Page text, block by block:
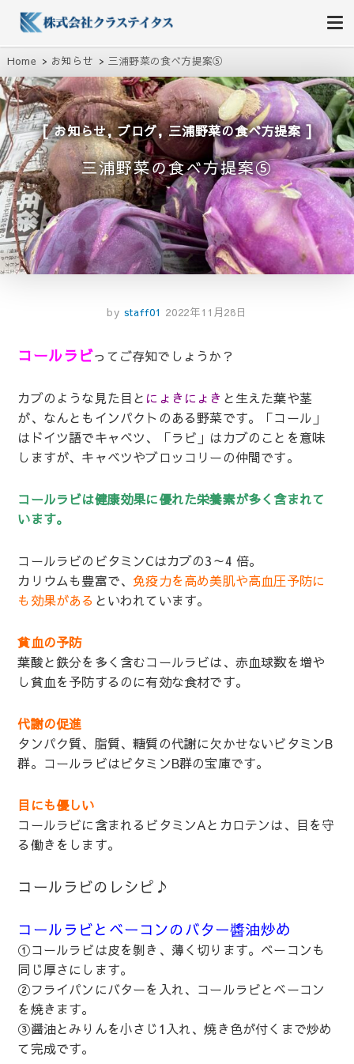
株式会社クラステイタス
地域のコミュニティーを大切にする企業
Home お知らせ 三浦野菜の食べ方提案⑤
お知らせ,ブログ,三浦野菜の食べ方提案
三浦野菜の食べ方提案⑤
by staff01 2022年11月28日
コールラビってご存知でしょうか？
カブのような見た目と にょきにょき と生えた葉や茎
が、なんともインパクトのある野菜です。「コール」
はドイツ語でキャベツ、「ラビ」はカブのことを意味
しますが、キャベツやブロッコリーの仲間です。
コールラビは健康効果に優れた栄養素が多く含まれて
います。
コールラビのビタミンCはカブの3～4 倍。
カリウムも豊富で、 免疫力を高め美肌や高血圧予防に
も効果がある といわれています。
貧血の予防
葉酸と鉄分を多く含むコールラビは、赤血球数を増や
し貧血を予防するのに有効な食材です。
代謝の促進
タンパク質、脂質、糖質の代謝に欠かせないビタミンB
群。コールラビはビタミンB群の宝庫です。
目にも優しい
コールラビに含まれるビタミンAとカロテンは、目を守
る働きをします。
コールラビのレシピ♪
コールラビとベーコンのバター醬油炒め
①コールラビは皮を剝き、薄く切ります。ベーコンも
同じ厚さにします。
②フライパンにバターを入れ、コールラビとベーコン
を焼きます。
③醤油とみりんを小さじ1入れ、焼き色が付くまで炒め
て完成です。